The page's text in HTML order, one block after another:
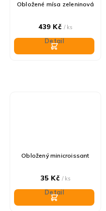
Obložené mísa zeleninová
439 Kč / ks
Detail
Obložený minicroissant
35 Kč / ks
Detail